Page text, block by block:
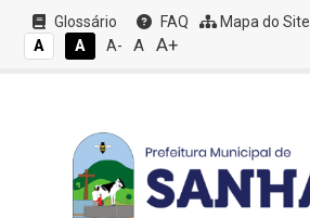
Glossário FAQ Mapa do Site
A
A A- A A+